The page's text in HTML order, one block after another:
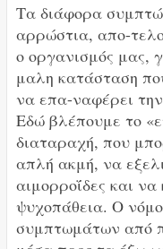
Τα διάφορα
αρρώστια, απο-
ο οργανισμός μας,
μαλη κατάσταση
να επα-ναφέρει
Εδώ βλέπουμε το
διαταραχή, που
απλή ακμή, να
αιμορροΐδες και
ψυχοπάθεια. Ο
συμπτωμάτων από